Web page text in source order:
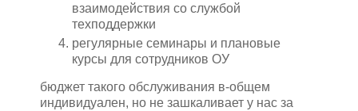
взаимодействия со службой
техподдержки
регулярные семинары и плановые
курсы для сотрудников ОУ
бюджет такого обслуживания в-общем
индивидуален, но не зашкаливает у нас за